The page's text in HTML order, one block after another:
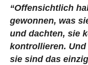
“Offensichtlich
gewonnen, was
und dachten, sie
kontrollieren.
sie sind das